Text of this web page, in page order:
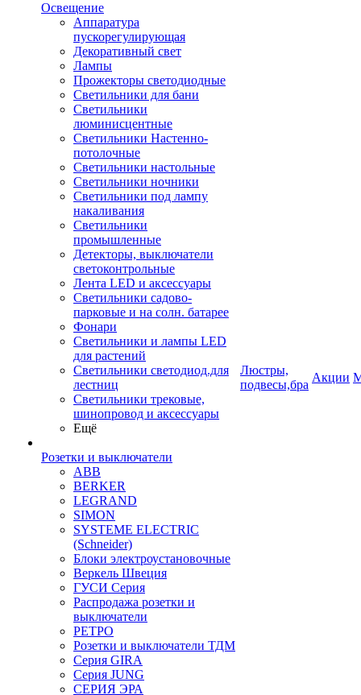
Освещение
Аппаратура
пускорегулирующая
Декоративный свет
Лампы
Прожекторы светодиодные
Светильники для бани
Светильники
люминисцентные
Светильники Настенно-
потолочные
Светильники настольные
Светильники ночники
Светильники под лампу
накаливания
Светильники
промышленные
Детекторы, выключатели
светоконтрольные
Лента LED и аксессуары
Светильники садово-
парковые и на солн. батарее
Фонари
Светильники и лампы LED
для растений
Светильники светодиод.для
лестниц
Светильники трековые,
шинопровод и аксессуары
Ещё
Розетки и выключатели
ABB
BERKER
LEGRAND
SIMON
SYSTEME ELECTRIC
(Schneider)
Блоки электроустановочные
Веркель Швеция
ГУСИ Серия
Распродажа розетки и
выключатели
РЕТРО
Розетки и выключатели ТДМ
Серия GIRA
Серия JUNG
СЕРИЯ ЭРА
Люстры,
подвесы,бра
Акции